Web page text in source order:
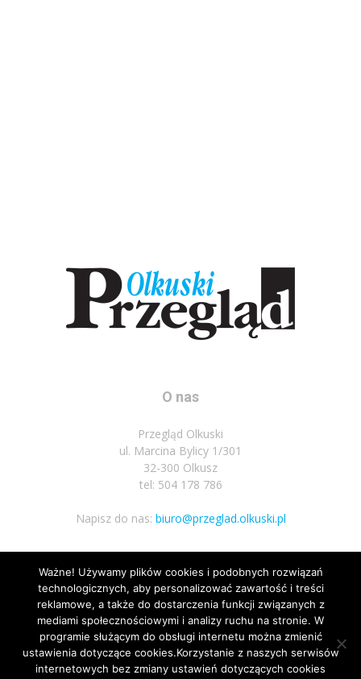
O nas
Przegląd Olkuski
ul. Marcina Bylicy 1/301
32-300 Olkusz
tel: 504 178 786
Napisz do nas: biuro@przeglad.olkuski.pl
Podążaj za nami
Ważne! Używamy plików cookies i podobnych rozwiązań
technologicznych, aby personalizować zawartość i treści
reklamowe, a także do dostarczenia funkcji związanych z
mediami społecznościowymi i analizy ruchu na stronie. W
programie służącym do obsługi internetu można zmienić
ustawienia dotyczące cookies.Korzystanie z naszych serwisów
internetowych bez zmiany ustawień dotyczących cookies